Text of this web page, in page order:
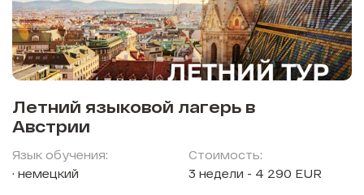
Летний языковой лагерь в
Австрии
Язык обучения:
немецкий
Стоимость:
3 недели - 4 290 EUR